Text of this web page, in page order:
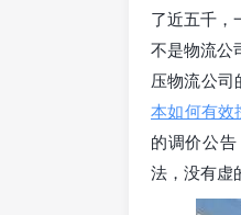
了近五千，
不是物流公
压物流公司
本如何有效
的调价公
法，没有虚